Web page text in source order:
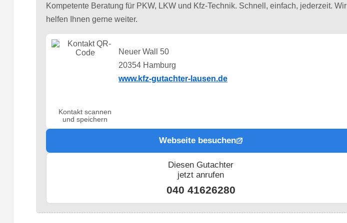
Kompetente Beratung für PKW, LKW und Kfz-Technik. Schnell, einfach, jederzeit. Wir
helfen Ihnen gerne weiter.
Kontakt scannen
und speichern
Neuer Wall 50
20354 Hamburg
www.kfz-gutachter-lausen.de
Webseite besuchen
Diesen Gutachter
jetzt anrufen
040 41626280